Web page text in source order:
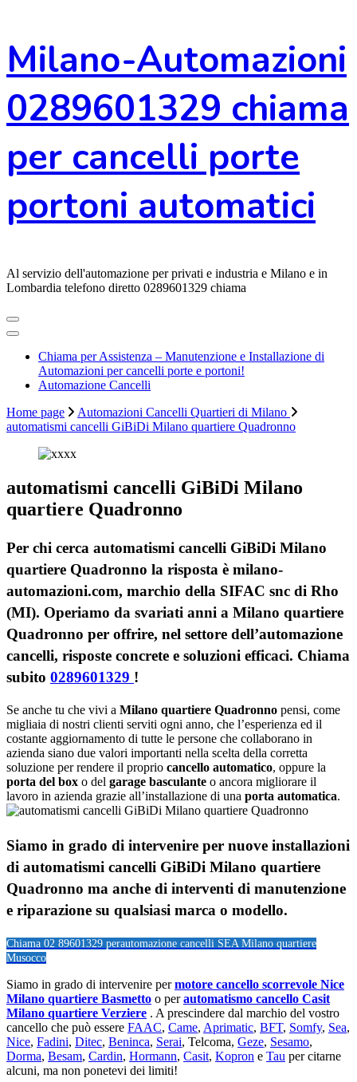
al
contenuto
Milano-Automazioni
0289601329 chiama
per cancelli porte
portoni automatici
Al servizio dell'automazione per privati e industria e Milano e in
Lombardia telefono diretto 0289601329 chiama
Chiama per Assistenza – Manutenzione e Installazione di
Automazioni per cancelli porte e portoni!
Automazione Cancelli
Home page
Automazioni Cancelli Quartieri di Milano
automatismi cancelli GiBiDi Milano quartiere Quadronno
automatismi cancelli GiBiDi Milano
quartiere Quadronno
Per chi cerca automatismi cancelli GiBiDi Milano
quartiere Quadronno la risposta è milano-
automazioni.com, marchio della SIFAC snc di Rho
(MI). Operiamo da svariati anni a Milano quartiere
Quadronno per offrire, nel settore dell’automazione
cancelli, risposte concrete e soluzioni efficaci. Chiama
subito 0289601329 !
Se anche tu che vivi a Milano quartiere Quadronno pensi, come
migliaia di nostri clienti serviti ogni anno, che l’esperienza ed il
costante aggiornamento di tutte le persone che collaborano in
azienda siano due valori importanti nella scelta della corretta
soluzione per rendere il proprio cancello automatico, oppure la
porta del box o del garage basculante o ancora migliorare il
lavoro in azienda grazie all’installazione di una porta automatica.
Siamo in grado di intervenire per nuove installazioni
di automatismi cancelli GiBiDi Milano quartiere
Quadronno ma anche di interventi di manutenzione
e riparazione su qualsiasi marca o modello.
Chiama 02 89601329 perautomazione cancelli SEA Milano quartiere
Musocco
Siamo in grado di intervenire permotore cancello scorrevole Nice
Milano quartiere Basmetto o perautomatismo cancello Casit
Milano quartiere Verziere . A prescindere dal marchio del vostro
cancello che può essere FAAC, Came, Aprimatic, BFT, Somfy, Sea,
Nice, Fadini, Ditec, Beninca, Serai, Telcoma, Geze, Sesamo,
Dorma, Besam, Cardin, Hormann, Casit, Kopron e Tau per citarne
alcuni, ma non ponetevi dei limiti!